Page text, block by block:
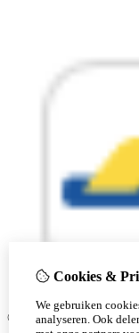
© Copyright 2026 |
Cookies &
We gebruiken
analyseren. Ook